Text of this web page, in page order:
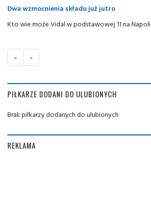
Dwa wzmocnienia składu już jutro
Kto wie może Vidal w podstawowej 11 na Napoli
« »
PIŁKARZE DODANI DO ULUBIONYCH
Brak piłkarzy dodanych do ulubionych
REKLAMA